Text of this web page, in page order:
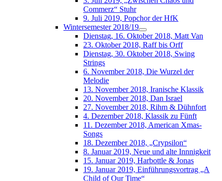
Commerz“ Stuhr
9. Juli 2019, Popchor der HfK
Wintersemester 2018/19
Dienstag, 16. Oktober 2018, Matt Van
23. Oktober 2018, Raff bis Orff
Dienstag, 30. Oktober 2018, Swing
Strings
6. November 2018, Die Wurzel der
Melodie
13. November 2018, Iranische Klassik
20. November 2018, Dan Israel
27. November 2018, Rihm & Dühnfort
4. Dezember 2018, Klassik zu Fünft
11. Dezember 2018, American Xmas-
Songs
18. Dezember 2018, „Crypsilon“
8. Januar 2019, Neue und alte Innnigkeit
15. Januar 2019, Harbottle & Jonas
19. Januar 2019, Einführungsvortrag „A
Child of Our Time“